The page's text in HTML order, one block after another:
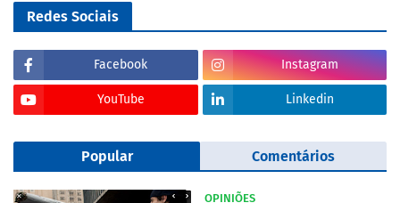
Redes Sociais
Facebook Instagram
YouTube Linkedin
Popular Comentários
OPINIÕES